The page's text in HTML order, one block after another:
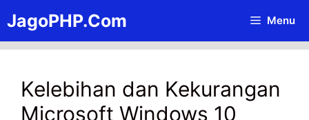
to
content
JagoPHP.Com Menu
Kelebihan dan Kekurangan
Microsoft Windows 10